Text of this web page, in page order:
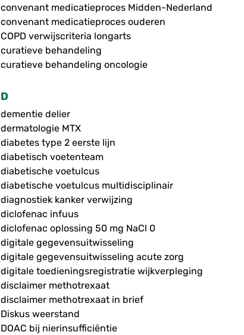
convenant medicatieproces Midden-Nederland
convenant medicatieproces ouderen
COPD verwijscriteria longarts
curatieve behandeling
curatieve behandeling oncologie
D
dementie delier
dermatologie MTX
diabetes type 2 eerste lijn
diabetisch voetenteam
diabetische voetulcus
diabetische voetulcus multidisciplinair
diagnostiek kanker verwijzing
diclofenac infuus
diclofenac oplossing 50 mg NaCl 0
digitale gegevensuitwisseling
digitale gegevensuitwisseling acute zorg
digitale toedieningsregistratie wijkverpleging
disclaimer methotrexaat
disclaimer methotrexaat in brief
Diskus weerstand
DOAC bij nierinsufficiëntie